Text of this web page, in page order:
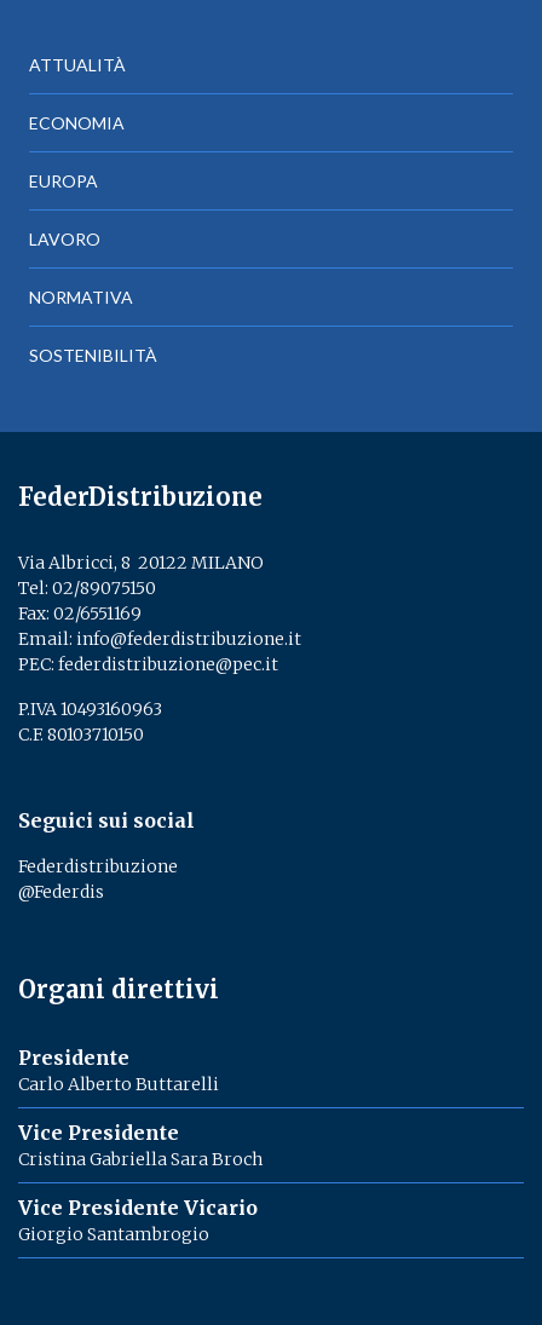
ATTUALITÀ
ECONOMIA
EUROPA
LAVORO
NORMATIVA
SOSTENIBILITÀ
FederDistribuzione
Via Albricci, 8 ­ 20122 MILANO
Tel: 02/89075150
Fax: 02/6551169
Email: info@federdistribuzione.it
PEC: federdistribuzione@pec.it
P.IVA 10493160963
C.F. 80103710150
Seguici sui social
Federdistribuzione
@Federdis
Organi direttivi
Presidente
Carlo Alberto Buttarelli
Vice Presidente
Cristina Gabriella Sara Broch
Vice Presidente Vicario
Giorgio Santambrogio